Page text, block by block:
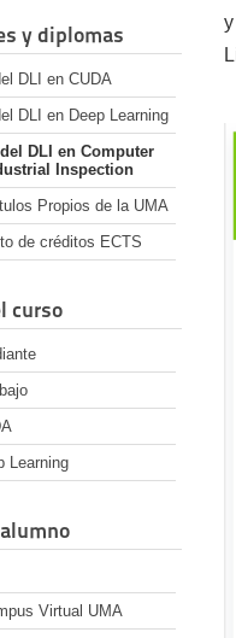
y diplomas
DLI en CUDA
DLI en Deep Learning
DLI en Computer
Inspection
Propios de la UMA
de créditos ECTS
curso
Learning
Virtual UMA